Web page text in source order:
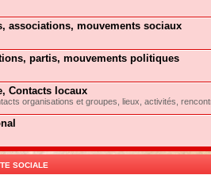
associations, mouvements sociaux
partis, mouvements politiques
Contacts locaux
organisations et groupes, lieux, activités,
SOCIALE